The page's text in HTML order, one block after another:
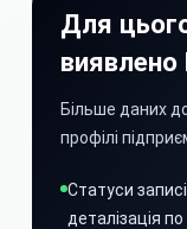
Для
виявлено
Більше даних
профілі
Статуси
деталізація